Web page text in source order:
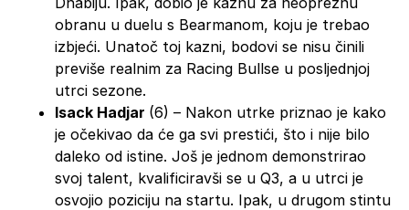
obranu u duelu s Bearmanom, koju je trebao
izbjeći. Unatoč toj kazni, bodovi se nisu činili
previše realnim za Racing Bullse u posljednjoj
utrci sezone.
Isack Hadjar (6) – Nakon utrke priznao je kako
je očekivao da će ga svi prestići, što i nije bilo
daleko od istine. Još je jednom demonstrirao
svoj talent, kvalificiravši se u Q3, a u utrci je
osvojio poziciju na startu. Ipak, u drugom stintu